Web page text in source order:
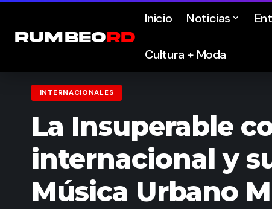
Inicio Noticias
Cultura + Moda
INTERNACIONALES
La Insuperable
internacional y
Música Urbano